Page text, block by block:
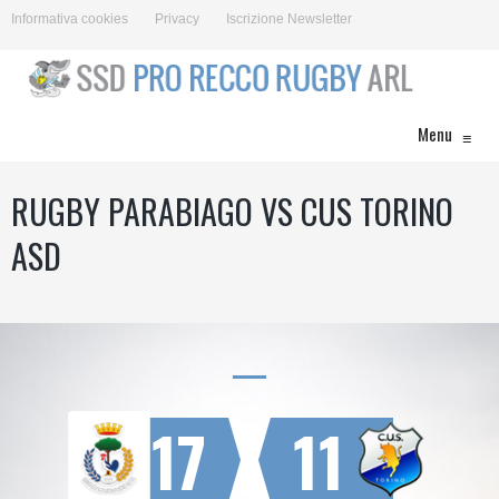
Informativa cookies Privacy Iscrizione Newsletter
Menu ≡
RUGBY PARABIAGO VS CUS TORINO
ASD
17 11